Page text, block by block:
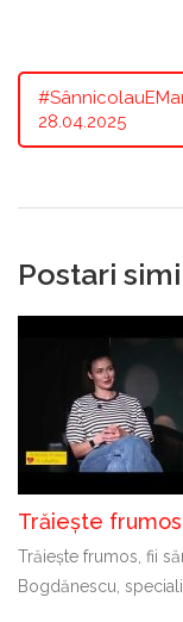
28.04.2025
Postari
Trăiește
Trăiește frumos, fii
Bogdănescu,